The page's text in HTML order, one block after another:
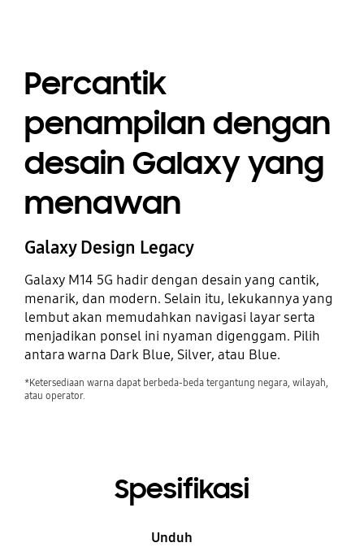
Percantik
penampilan dengan
desain Galaxy yang
menawan
Galaxy Design Legacy
Galaxy M14 5G hadir dengan desain yang cantik,
menarik, dan modern. Selain itu, lekukannya yang
lembut akan memudahkan navigasi layar serta
menjadikan ponsel ini nyaman digenggam. Pilih
antara warna Dark Blue, Silver, atau Blue.
*Ketersediaan warna dapat berbeda-beda tergantung negara, wilayah,
atau operator.
Spesifikasi
Unduh